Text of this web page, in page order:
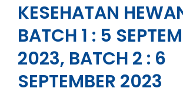
KESEHATAN
BATCH 1 : 5
2023, BATCH 2 : 6
SEPTEMBER 2023